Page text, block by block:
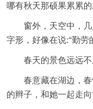
哪有秋天那硕果累累
窗外，天空中，
字形，好像在说:“勤劳
春天的景色远远不
春意藏在湖边，
的辫子，和她一起走